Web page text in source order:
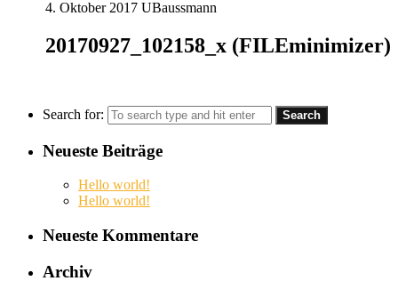
4. Oktober 2017 UBaussmann
20170927_102158_x (FILEminimizer)
Search for:
Neueste Beiträge
Hello world!
Hello world!
Neueste Kommentare
Archiv